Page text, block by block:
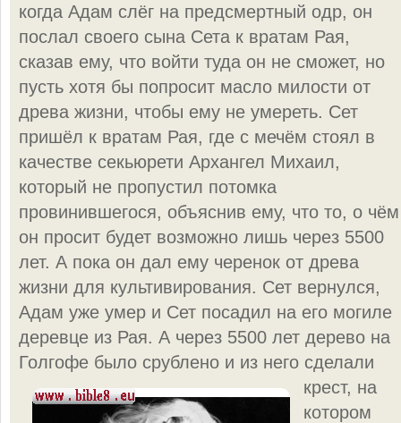
когда Адам слёг на предсмертный одр, он
послал своего сына Сета к вратам Рая,
сказав ему, что войти туда он не сможет, но
пусть хотя бы попросит масло милости от
древа жизни, чтобы ему не умереть. Сет
пришёл к вратам Рая, где с мечём стоял в
качестве секьюрети Архангел Михаил,
который не пропустил потомка
провинившегося, объяснив ему, что то, о чём
он просит будет возможно лишь через 5500
лет. А пока он дал ему черенок от древа
жизни для культивирования. Сет вернулся,
Адам уже умер и Сет посадил на его могиле
деревце из Рая. А через 5500 лет дерево на
Голгофе было срублено и из него сделали
крест, на
котором